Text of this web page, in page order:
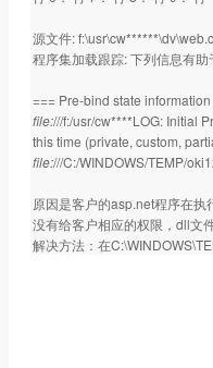
源文件:
程序集加载跟踪: 下列信息有
=== Pre-bind state
file:///f:/usr/cw****LOG: Initial
this time (private, custom,
file:///C:/WINDOWS/TEMP/
原因是客户的asp.net程序在
没有给客户相应的权限，dll文
解决方法：在